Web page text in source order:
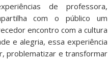
de professora,
com o público um
encontro com a cultura
e alegria, essa experiência
problematizar e transformar